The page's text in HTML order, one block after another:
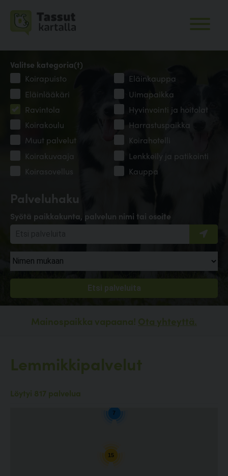
Palveluhaku
Syötä paikkakunta, palvelun nimi tai osoite
Valitse kategoria(t)
Koirapuisto
Eläinkauppa
Eläinlääkäri
Uimapaikka
Ravintola
Hyvinvointi ja hoitolat
Koirakoulu
Harrastuspaikka
Muut palvelut
Koirahotelli
Koirakuvaaja
Lenkkeily ja patikointi
Koirasovellus
Kauppa
Mainospaikka vapaana! Ota yhteyttä.
Lemmikkipalvelut
Löytyi 817 palvelua
15
7